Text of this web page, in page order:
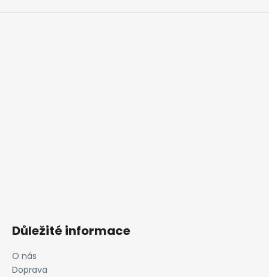
Důležité informace
O nás
Doprava